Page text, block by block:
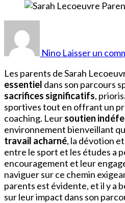
Nino Laisser un
Les parents de Sarah
essentiel dans son parcours
sacrifices significatifs,
sportives tout en offrant un
coaching. Leursoutien
environnement bienveillant
travail acharné, la dévotion
entre le sport et les études a
encouragement et leur
naviguer sur ce chemin
parents est évidente, et il y a
sur leur impact dans son